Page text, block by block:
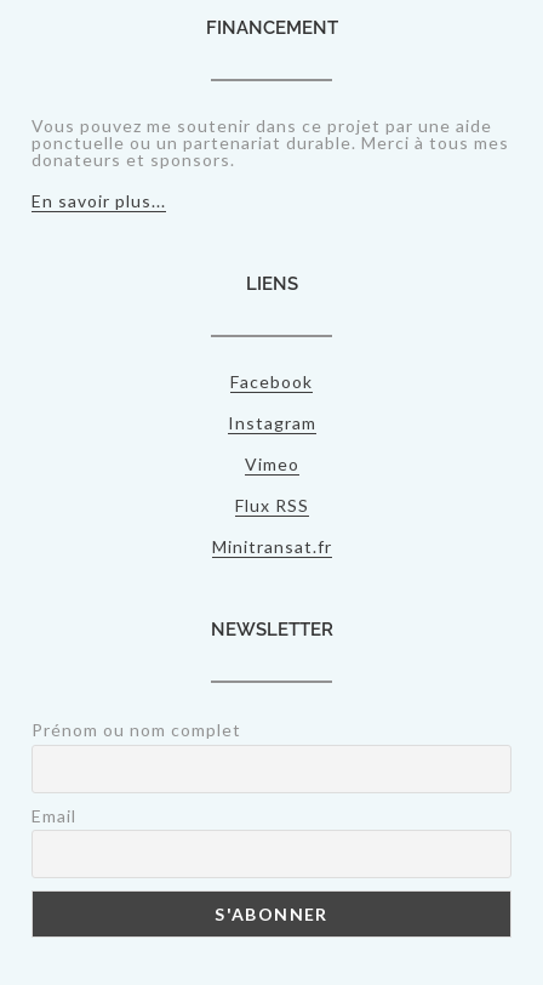
FINANCEMENT
Vous pouvez me soutenir dans ce projet par une aide
ponctuelle ou un partenariat durable. Merci à tous mes
donateurs et sponsors.
En savoir plus...
LIENS
Facebook
Instagram
Vimeo
Flux RSS
Minitransat.fr
NEWSLETTER
Prénom ou nom complet
Email